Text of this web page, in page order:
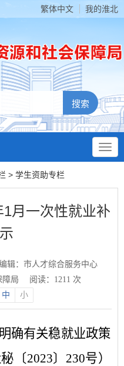
繁体中文 我的淮北
> 学生资助专栏
月一次性就业补
辑：市人才综合服务中心
障局
阅读： 1211 次
中 小
确有关稳就业政策
〔2023〕 230号）